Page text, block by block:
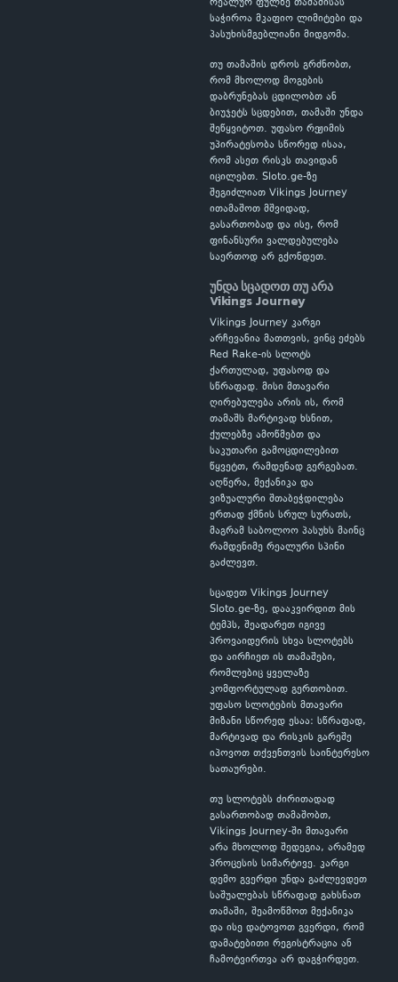
რეალურ ფულზე თამაშისას
საჭიროა მკაფიო ლიმიტები და
პასუხისმგებლიანი მიდგომა.
თუ თამაშის დროს გრძნობთ,
რომ მხოლოდ მოგების
დაბრუნებას ცდილობთ ან
ბიუჯეტს სცდებით, თამაში უნდა
შეწყვიტოთ. უფასო რეჟიმის
უპირატესობა სწორედ ისაა,
რომ ასეთ რისკს თავიდან
იცილებთ. Sloto.ge-ზე
შეგიძლიათ Vikings Journey
ითამაშოთ მშვიდად,
გასართობად და ისე, რომ
ფინანსური ვალდებულება
საერთოდ არ გქონდეთ.
უნდა სცადოთ თუ არა
Vikings Journey
Vikings Journey კარგი
არჩევანია მათთვის, ვინც ეძებს
Red Rake-ის სლოტს
ქართულად, უფასოდ და
სწრაფად. მისი მთავარი
ღირებულება არის ის, რომ
თამაშს მარტივად ხსნით,
ქულებზე ამოწმებთ და
საკუთარი გამოცდილებით
წყვეტთ, რამდენად გერგებათ.
აღწერა, მექანიკა და
ვიზუალური შთაბეჭდილება
ერთად ქმნის სრულ სურათს,
მაგრამ საბოლოო პასუხს მაინც
რამდენიმე რეალური სპინი
გაძლევთ.
სცადეთ Vikings Journey
Sloto.ge-ზე, დააკვირდით მის
ტემპს, შეადარეთ იგივე
პროვაიდერის სხვა სლოტებს
და აირჩიეთ ის თამაშები,
რომლებიც ყველაზე
კომფორტულად გერთობით.
უფასო სლოტების მთავარი
მიზანი სწორედ ესაა: სწრაფად,
მარტივად და რისკის გარეშე
იპოვოთ თქვენთვის საინტერესო
სათაურები.
თუ სლოტებს ძირითადად
გასართობად თამაშობთ,
Vikings Journey-ში მთავარი
არა მხოლოდ შედეგია, არამედ
პროცესის სიმარტივე. კარგი
დემო გვერდი უნდა გაძლევდეთ
საშუალებას სწრაფად გახსნათ
თამაში, შეამოწმოთ მექანიკა
და ისე დატოვოთ გვერდი, რომ
დამატებითი რეგისტრაცია ან
ჩამოტვირთვა არ დაგჭირდეთ.